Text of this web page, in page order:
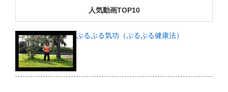
人気動画TOP10
ぷるぷる気功（ぷるぷる健康法）